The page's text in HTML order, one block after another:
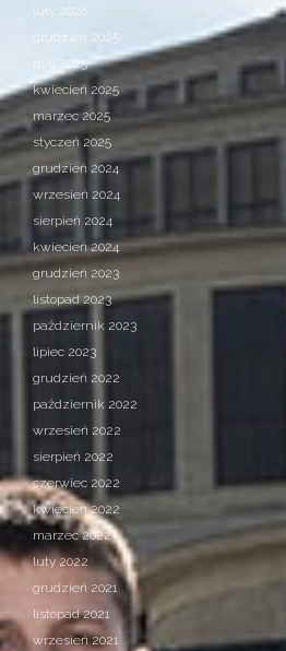
luty 2026
grudzień 2025
maj 2025
kwiecień 2025
marzec 2025
styczeń 2025
grudzień 2024
wrzesień 2024
sierpień 2024
kwiecień 2024
grudzień 2023
listopad 2023
październik 2023
lipiec 2023
grudzień 2022
październik 2022
wrzesień 2022
sierpień 2022
czerwiec 2022
kwiecień 2022
marzec 2022
luty 2022
grudzień 2021
listopad 2021
wrzesień 2021